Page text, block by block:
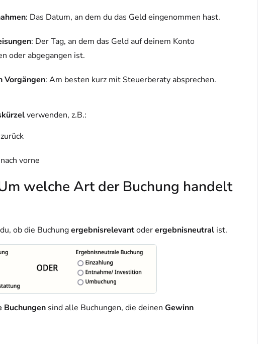
: Das Datum, an dem du das Geld eingenommen hast.
: Der Tag, an dem das Geld auf deinem Konto
oder abgegangen ist.
Vorgängen: Am besten kurz mit Steuerberaty absprechen.
verwenden, z.B.:
vorne
welche Art der Buchung handelt
ob die Buchungergebnisrelevantoderergebnisneutral ist.
Buchungen sind alle Buchungen, die deinen Gewinn